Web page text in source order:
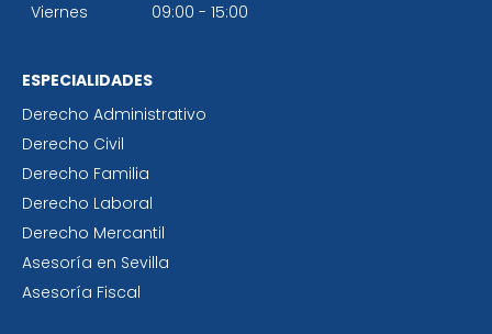
Viernes
09:00 - 15:00
ESPECIALIDADES
Derecho Administrativo
Derecho Civil
Derecho Familia
Derecho Laboral
Derecho Mercantil
Asesoría en Sevilla
Asesoría Fiscal